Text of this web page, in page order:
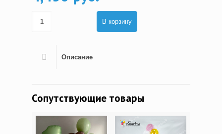
В корзину
Описание
Сопутствующие товары